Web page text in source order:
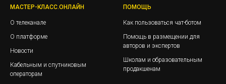
МАСТЕР-КЛАСС.ОНЛАЙН
О телеканале
О платформе
Новости
Кабельным и спутниковым
операторам
ПОМОЩЬ
Как пользоваться чат-ботом
Помощь в размещении для
авторов и экспертов
Школам и образовательным
продакшенам